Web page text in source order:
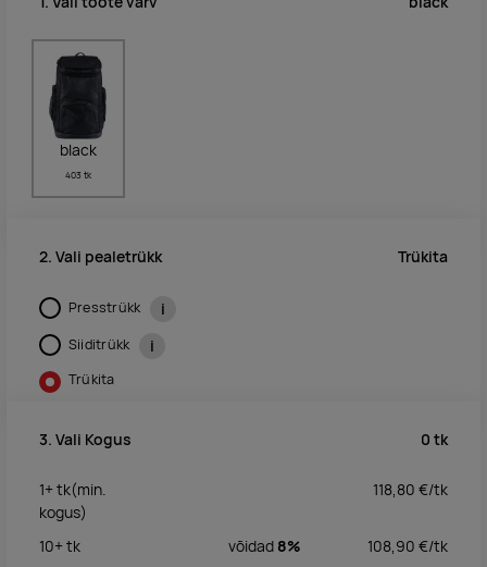
black
403 tk
2. Vali pealetrükk Trükita
Presstrükk i
Siiditrükk i
Trükita
3. Vali Kogus 0 tk
1+tk(min.
kogus)
118,80 €/tk
10+tk võidad 8% 108,90 €/tk